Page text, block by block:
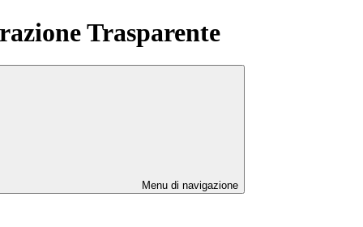
Trasparente
Menu di navigazione